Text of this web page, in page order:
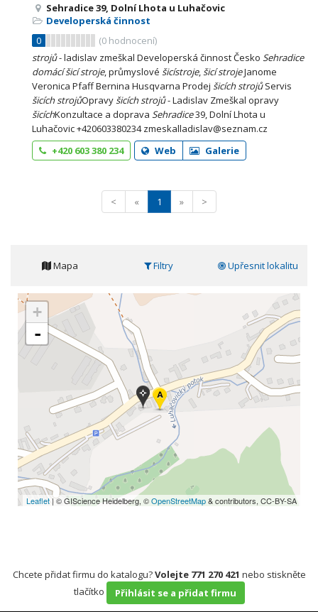
Sehradice 39, Dolní Lhota u Luhačovic
Developerská činnost
0
(0 hodnocení)
strojů- ladislav zmeškal Developerská činnost Česko Sehradice
domácíšicístroje, průmyslové šicístroje,šicístrojeJanome
Veronica Pfaff Bernina Husqvarna Prodej šicíchstrojůServis
šicíchstrojůOpravyšicíchstrojů- Ladislav Zmeškal opravy
šicíchKonzultace a doprava Sehradice39, Dolní Lhota u
Luhačovic +420603380234 zmeskalladislav@seznam.cz
+420 603 380 234
Web Galerie
< « 1 » >
Mapa Filtry Upřesnit lokalitu
+
-
Leaflet| © GIScience Heidelberg, ©OpenStreetMap& contributors, CC-BY-SA
Chcete přidat firmu do katalogu?Volejte 771 270 421 nebo stiskněte
tlačítko
Přihlásit se a přidat firmu